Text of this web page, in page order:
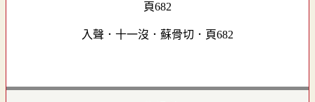
入聲．十一沒．蘇骨切．頁682